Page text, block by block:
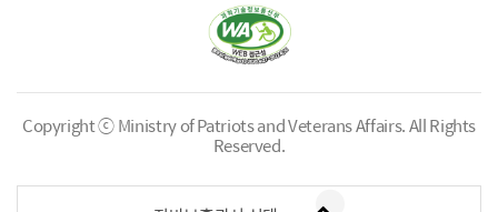
Copyright ⓒ Ministry of Patriots and Veterans Affairs.All Rights
Reserved.